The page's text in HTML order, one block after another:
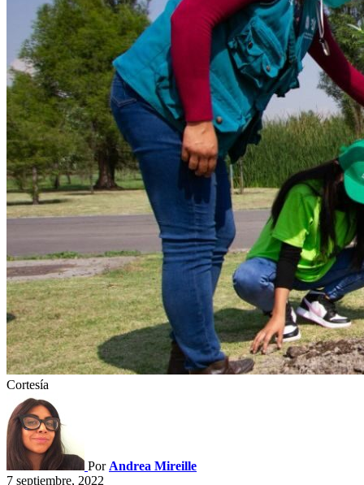
Cortesía
Por Andrea Mireille
7 septiembre, 2022